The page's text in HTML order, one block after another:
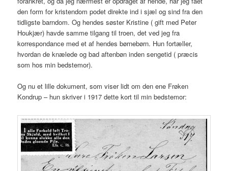
den form for kristendom podet direkte ind i sjæl og sind fra den
tidligste barndom. Og hendes søster Kristine ( gift med Peter
Houkjær) havde samme tilgang til troen, det ved jeg fra
korrespondance med et af hendes børnebørn. Hun fortæller,
hvordan de knælede og bad aftenbøn inden sengetid ( præcis
som hos min bedstemor).
Og nu et lille dokument, som viser lidt om den ene Frøken
Kondrup – hun skriver i 1917 dette kort til min bedstemor: